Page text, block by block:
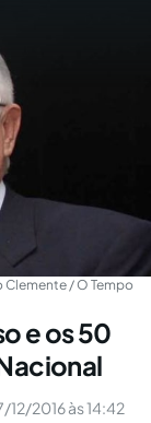
Clemente / O Tempo
e os 50
12/2016 às 14:42